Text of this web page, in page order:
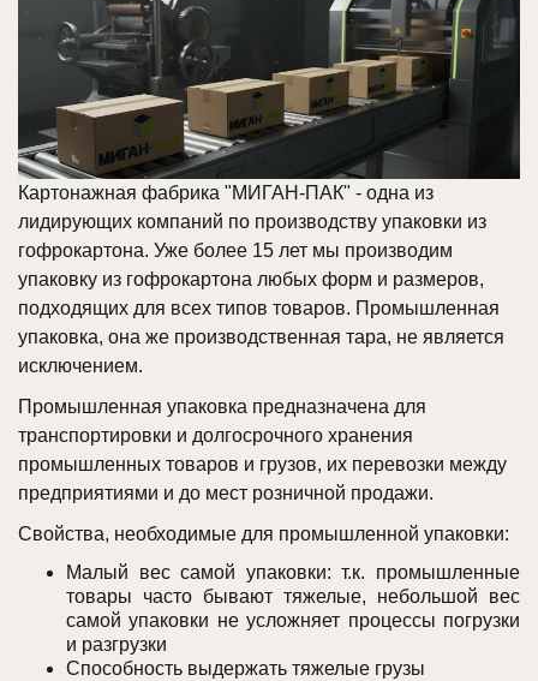
Картонажная фабрика "МИГАН-ПАК" - одна из
лидирующих компаний по производству упаковки из
гофрокартона. Уже более 15 лет мы производим
упаковку из гофрокартона любых форм и размеров,
подходящих для всех типов товаров. Промышленная
упаковка, она же производственная тара, не является
исключением.
Промышленная упаковка предназначена для
транспортировки и долгосрочного хранения
промышленных товаров и грузов, их перевозки между
предприятиями и до мест розничной продажи.
Свойства, необходимые для промышленной упаковки:
Малый вес самой упаковки: т.к. промышленные
товары часто бывают тяжелые, небольшой вес
самой упаковки не усложняет процессы погрузки
и разгрузки
Способность выдержать тяжелые грузы